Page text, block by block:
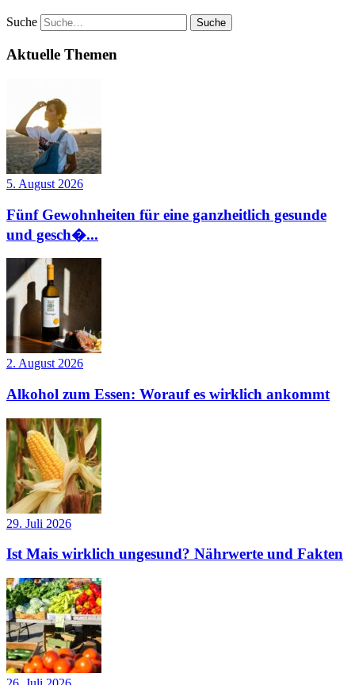
Suche
Aktuelle Themen
5. August 2026
Fünf Gewohnheiten für eine ganzheitlich gesunde
und gesch�...
2. August 2026
Alkohol zum Essen: Worauf es wirklich ankommt
29. Juli 2026
Ist Mais wirklich ungesund? Nährwerte und Fakten